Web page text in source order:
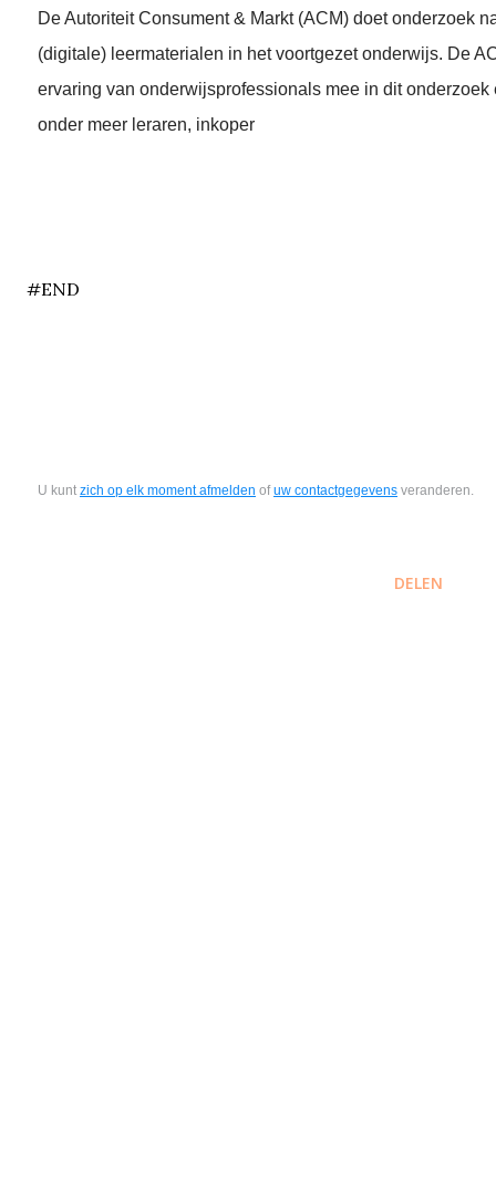
De Autoriteit Consument & Markt (ACM) doet onderzoek
(digitale) leermaterialen in het voortgezet onderwijs. De
ervaring van onderwijsprofessionals mee in dit onderzoek
onder meer leraren, inkoper
#END
U kunt zich op elk moment afmelden ofuw contactgegevens veranderen.
DELEN